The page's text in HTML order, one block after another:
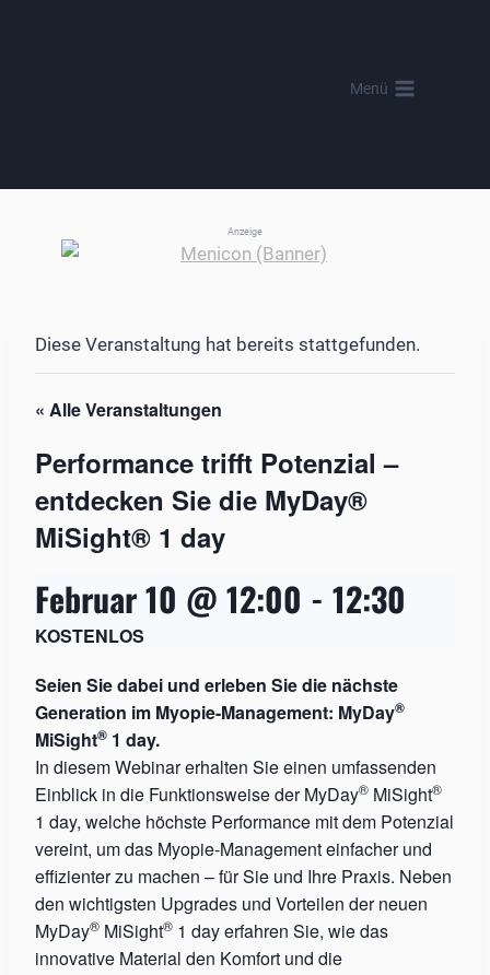
Menü
Anzeige
Diese Veranstaltung hat bereits stattgefunden.
« Alle Veranstaltungen
Performance trifft Potenzial –
entdecken Sie die MyDay®
MiSight® 1 day
Februar 10 @ 12:00 - 12:30
KOSTENLOS
Seien Sie dabei und erleben Sie die nächste
Generation im Myopie-Management: MyDay®
MiSight® 1 day.
In diesem Webinar erhalten Sie einen umfassenden
Einblick in die Funktionsweise der MyDay® MiSight®
1 day, welche höchste Performance mit dem Potenzial
vereint, um das Myopie-Management einfacher und
effizienter zu machen – für Sie und Ihre Praxis. Neben
den wichtigsten Upgrades und Vorteilen der neuen
MyDay® MiSight® 1 day erfahren Sie, wie das
innovative Material den Komfort und die